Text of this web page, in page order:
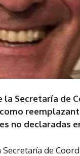
Secretaría de
no declaradas
de